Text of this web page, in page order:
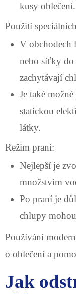
kusy oblečení.
Použití
V obchodech
nebo síťky do
zachytávají
Je také
statickou
látky.
Režim praní:
Nejlepší je
množstvím
Po praní je
chlupy
Používání
o oblečení a
Jak